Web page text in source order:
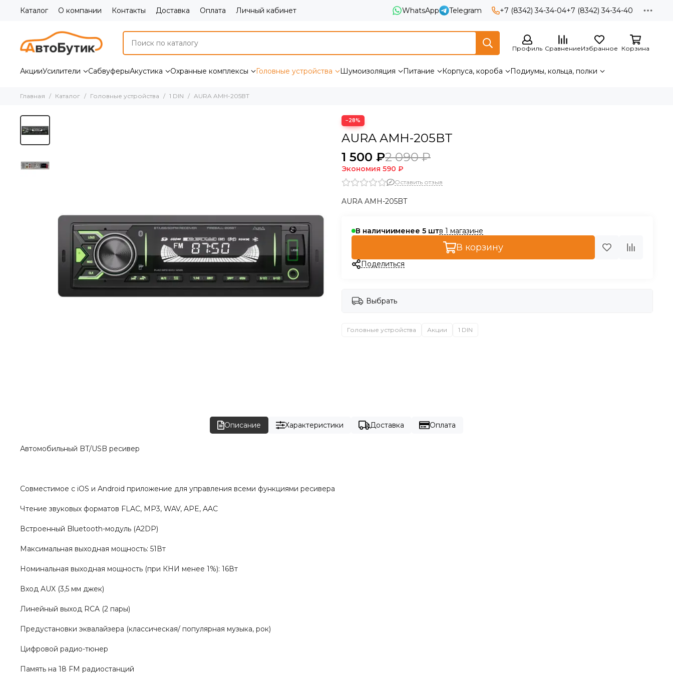
Каталог О компании Контакты Доставка Оплата Личный кабинет WhatsApp Telegram +7 (8342) 34-34-04+7 (8342) 34-34-40
Профиль СравнениеИзбранное Корзина
АкцииУсилители СабвуферыАкустика Охранные комплексы Головные устройства Шумоизоляция Питание Корпуса, короба Подиумы, кольца, полки
Главная Каталог Головные устройства 1 DIN AURA AMH-205BT
−28%
AURA AMH-205BT
1 500 ₽2 090 ₽
Экономия 590 ₽
Оставить отзыв
AURA AMH-205BT
В наличиименее 5 в 1 магазине
В корзину
Поделиться
Выбрать
Головные устройства Акции 1 DIN
Описание Характеристики Доставка Оплата
Автомобильный BT/USB ресивер
Совместимое с iOS и Android приложение для управления всеми функциями ресивера
Чтение звуковых форматов FLAC, MP3, WAV, APE, AAC
Встроенный Bluetooth-модуль (A2DP)
Максимальная выходная мощность: 51Вт
Номинальная выходная мощность (при КНИ менее 1%): 16Вт
Вход AUX (3,5 мм джек)
Линейный выход RCA (2 пары)
Предустановки эквалайзера (классическая/ популярная музыка, рок)
Цифровой радио-тюнер
Память на 18 FM радиостанций